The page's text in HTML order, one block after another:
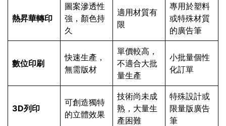
熱昇華轉印
圖案滲透性
強，顏色持
久
適用材質有
限
專用於塑料
或特殊材質
的廣告筆
數位印刷
快速生產，
無需版材
單價較高，
不適合大批
量生產
小批量個性
化訂單
3D列印
可創造獨特
的立體效果
技術尚未成
熟，大量生
產困難
特殊設計或
限量版廣告
筆